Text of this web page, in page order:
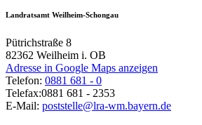
Landratsamt Weilheim-Schongau
Pütrichstraße 8
82362 Weilheim i. OB
Adresse in Google Maps anzeigen
Telefon: 0881 681 - 0
Telefax:0881 681 - 2353
E-Mail: poststelle@lra-wm.bayern.de